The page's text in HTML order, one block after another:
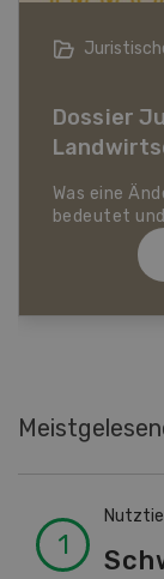
Dossier
Was eine
bedeutet